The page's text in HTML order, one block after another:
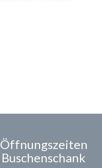
Öffnungszeiten
Buschenschank